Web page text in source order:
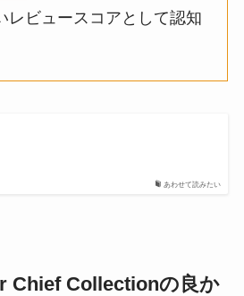
レビュースコアとして認知
あわせて読みたい
Chief Collectionの良か